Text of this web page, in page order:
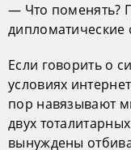
— Что поменять?
Если говорить о
условиях
пор навязывают
двух
вынуждены